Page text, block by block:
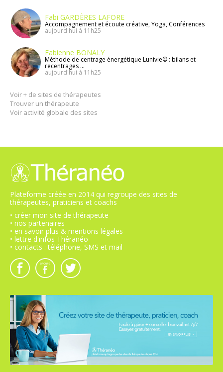
Fabi GARDÈRES LAFORE
Accompagnement et écoute créative, Yoga, Conférences
aujourd'hui à 11h25
Fabienne BONALY
Méthode de centrage énergétique Lunivie© : bilans et
recentrages ...
aujourd'hui à 11h25
Voir + de sites de thérapeutes
Trouver un thérapeute
Voir activité globale des sites
Plateforme créée en 2014 qui regroupe des sites de
thérapeutes, praticiens et coachs
• créer mon site de thérapeute
• nos partenaires
• en savoir plus & mentions légales
• lettre d'infos Théranéo
• contacts : téléphone, SMS et mail